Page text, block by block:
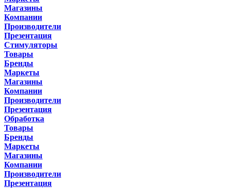
Магазины
Компании
Производители
Презентация
Стимуляторы
Товары
Бренды
Маркеты
Магазины
Компании
Производители
Презентация
Обработка
Товары
Бренды
Маркеты
Магазины
Компании
Производители
Презентация